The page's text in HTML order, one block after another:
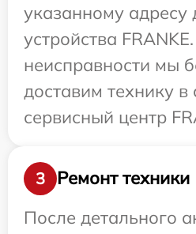
указанному адресу
устройства
неисправности мы
доставим технику в
сервисный центр
3
Ремонт техники
После детального